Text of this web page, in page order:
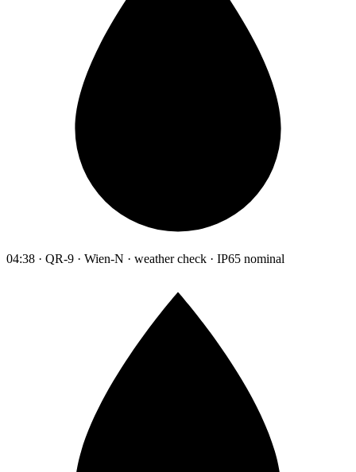
04:38 · QR-9 · Wien-N · weather check · IP65 nominal